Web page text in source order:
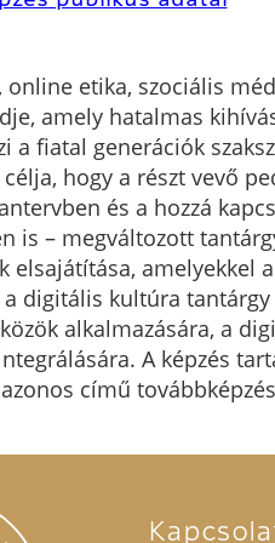
online etika, szociális
amely hatalmas
a fiatal generációk
hogy a részt vevő
és a hozzá
is – megváltozott
elsajátítása, amelyekkel
digitális kultúra
alkalmazására, a
A képzés
című